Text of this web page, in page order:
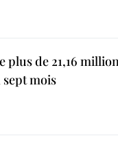
plus de 21,16
mois